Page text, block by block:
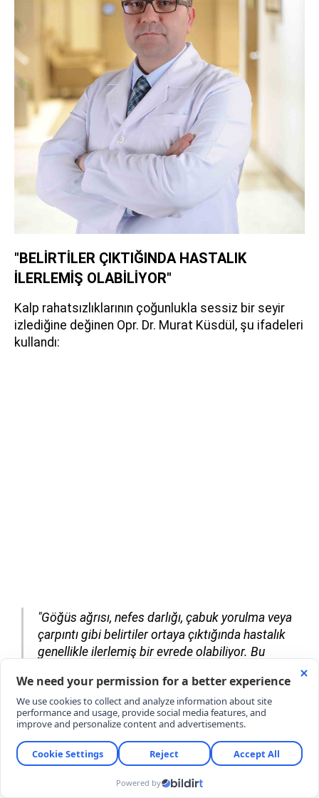
"BELİRTİLER ÇIKTIĞINDA HASTALIK
İLERLEMİŞ OLABİLİYOR"
Kalp rahatsızlıklarının çoğunlukla sessiz bir seyir
izlediğine değinen Opr. Dr. Murat Küsdül, şu ifadeleri
kullandı:
"Göğüs ağrısı, nefes darlığı, çabuk yorulma veya
çarpıntı gibi belirtiler ortaya çıktığında hastalık
genellikle ilerlemiş bir evrede olabiliyor. Bu
aile öyküsü ve yaşam alışkanlıklarına göre
düzenli sağlık taraması yaptırması hayati önem
taşıyor."
TEMEL TETKİKLERLE RİSKLER ÖNCEDEN
SAPTANIYOR